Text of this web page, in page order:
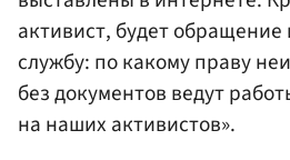
активист, будет
службу: по какому праву
без документов ведут
на наших активистов».